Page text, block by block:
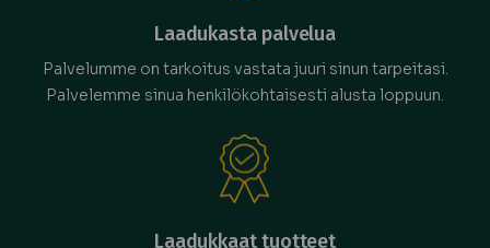
Laadukasta palvelua
Palvelumme on tarkoitus vastata juuri sinun tarpeitasi.
Palvelemme sinua henkilökohtaisesti alusta loppuun.
Laadukkaat tuotteet